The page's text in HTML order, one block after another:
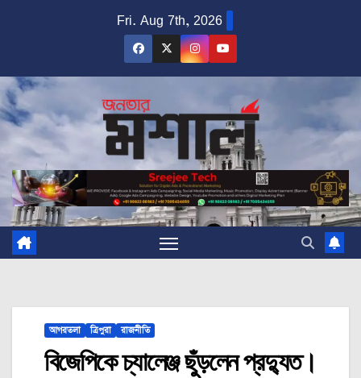
Fri. Aug 7th, 2026
আগরতলা ত্রিপুরা রাজনীতি
বিজেপিকে চ্যালেঞ্জ ছুঁড়লেন প্রদ্যুত।